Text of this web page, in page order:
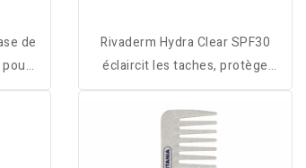
de
pour
et
Rivaderm Hydra Clear SPF30
éclaircit les taches, protège
des UV et hydrate les mains
pour une peau uniforme et
lumineuse.